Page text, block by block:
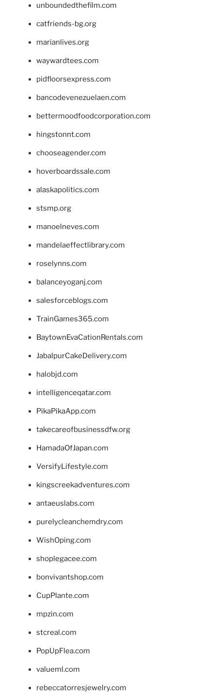
unboundedthefilm.com
catfriends-bg.org
marianlives.org
waywardtees.com
pidfloorsexpress.com
bancodevenezuelaen.com
bettermoodfoodcorporation.com
hingstonnt.com
chooseagender.com
hoverboardssale.com
alaskapolitics.com
stsmp.org
manoelneves.com
mandelaeffectlibrary.com
roselynns.com
balanceyoganj.com
salesforceblogs.com
TrainGames365.com
BaytownEvaCationRentals.com
JabalpurCakeDelivery.com
halobjd.com
intelligenceqatar.com
PikaPikaApp.com
takecareofbusinessdfw.org
HamadaOfJapan.com
VersifyLifestyle.com
kingscreekadventures.com
antaeuslabs.com
purelycleanchemdry.com
WishOping.com
shoplegacee.com
bonvivantshop.com
CupPlante.com
mpzin.com
stcreal.com
PopUpFlea.com
valueml.com
rebeccatorresjewelry.com